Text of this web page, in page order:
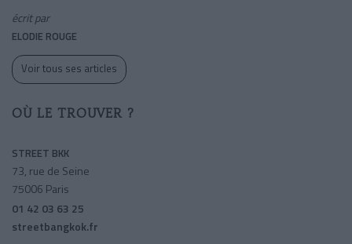
écrit par
ELODIE ROUGE
Voir tous ses articles
OÙ LE TROUVER ?
STREET BKK
73, rue de Seine
75006 Paris
01 42 03 63 25
streetbangkok.fr